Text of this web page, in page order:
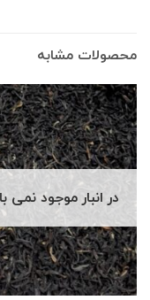
محصولات مشابه
در انبار موجود نمی